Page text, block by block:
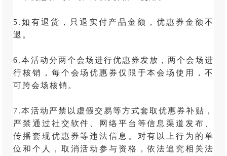
5.如有退货，只退实付产品金额，优惠券金额不
退。
6.本活动分两个会场进行优惠券发放，两个会场进
行核销，每个会场优惠券仅限于本会场使用，不
可跨会场核销。
7.本活动严禁以虚假交易等方式套取优惠券补贴，
严禁通过社交软件、网络平台等信息渠道发布、
传播套现优惠券等违法信息。对有以上行为的单
位和个人，取消活动参与资格，依法追究相关法